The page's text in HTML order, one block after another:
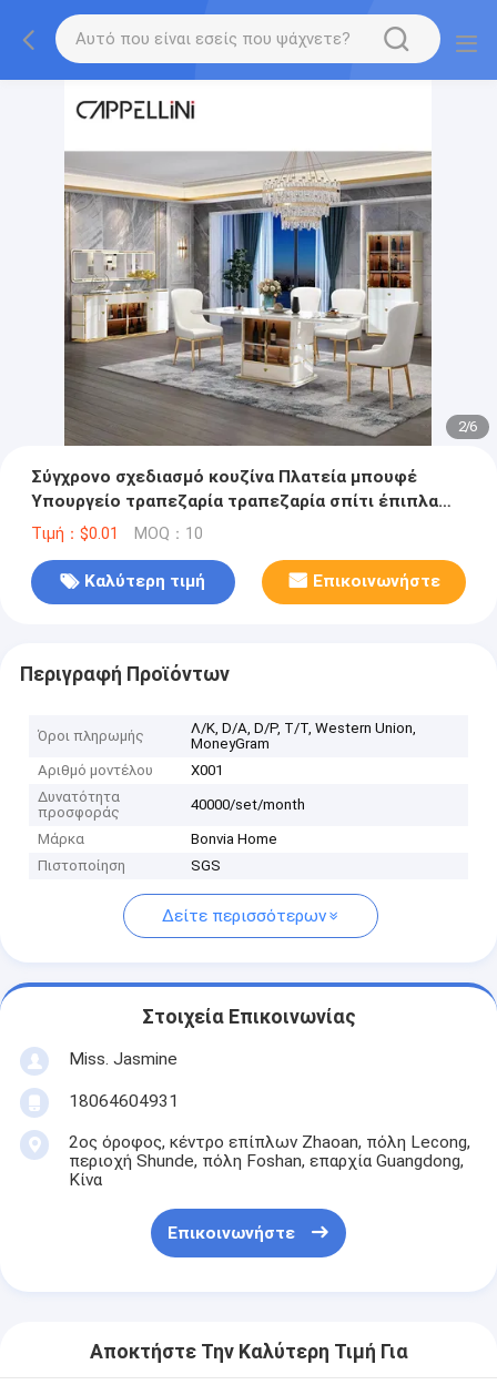
2/6
Σύγχρονο σχεδιασμό κουζίνα Πλατεία μπουφέ
Υπουργείο τραπεζαρία τραπεζαρία σπίτι έπιπλα
πολυτελή αποθήκευση ξύλινη πλατεία με καθρέφτη
Τιμή：$0.01 MOQ：10
Καλύτερη τιμή Επικοινωνήστε
Περιγραφή Προϊόντων
Όροι πληρωμής
Λ/Κ, D/A, D/P, T/T, Western Union,
MoneyGram
Αριθμό μοντέλου
Χ001
Δυνατότητα
προσφοράς
40000/set/month
Μάρκα
Bonvia Home
Πιστοποίηση
SGS
Δείτε περισσότερων
Στοιχεία Επικοινωνίας
Miss. Jasmine
18064604931
2ος όροφος, κέντρο επίπλων Zhaoan, πόλη Lecong,
περιοχή Shunde, πόλη Foshan, επαρχία Guangdong,
Κίνα
Επικοινωνήστε
Αποκτήστε Την Καλύτερη Τιμή Για